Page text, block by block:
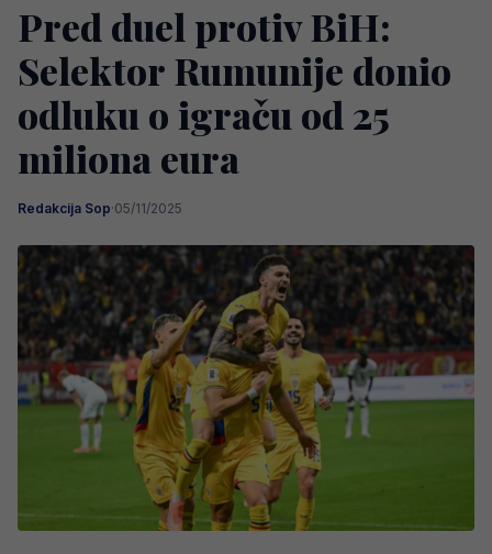
Pred duel protiv BiH:
Selektor Rumunije donio
odluku o igraču od 25
miliona eura
Redakcija Sop·05/11/2025